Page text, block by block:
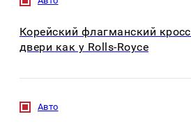
Корейский флагманский
двери как у Rolls-Royce
Авто